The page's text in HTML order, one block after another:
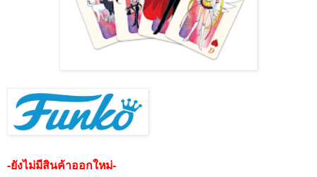
-ยังไม่มีสินค้าออกใหม่-